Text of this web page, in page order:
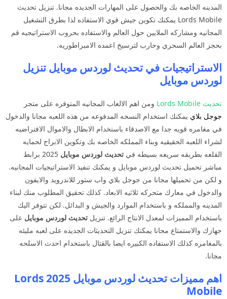
المدينه الخاصه بك والحصول على المهارات الجديده مجانا. تنزيل تحديث
Lords Mobile يمكنك تكوين جيش قوي الاستفاده لذا بطرق التشغيل
المجانيه ومشاركه الملايين حول العالم والاستفاده بحروب الاستراتيجيه قم
بحجز العالم السحري وحارب لترسيخ اعمده الامبراطوريه.
الاستراتيجيات في تحديث لوردس موبايل تنزيل
لوردس موبايل
تحديث Lords Mobile
ومن اهم الالعاب المجانيه المتوفره على متجر
جوجل بلاي يمكنك استخدام النسخه المدفوعه من هذه اللعبه مجانا والدخول
في مغامره قويه جدا مع الاصدقاء باستخدام الابطال والاموال الافتراضيه
لشراء اللعبه الحقيقيه وبناء المملكه الخاصه بك وتكوين الابراج لحمايه
القلعه بطريقه سريعه بسيطه في تحديث لوردس موبايل
2025 برابط
مباشر تحميل تحديث لوردس موبايل و يمكنك تنفيذ الاستراتيجيات المجانيه.
و لكن من تحميلها مجانا من جوجل بلاي واب ستور للاندرويد والايفون
والدخول في معارك متحركه ثلاثيه الابعاد. كذلك تحقيق المطلوب منك لبناء
المدينه والمملكه و باستخدام الموارد والجيش و البدائل. لكن تتوفر اليك
باستخدام المميزات لمعدل الانتاج الرائع. تنزيل تحديث لوردس موبايل على
جهازك والاستمتاع مجانا يمكنك تنزيل التحديثات الجديده على لعبه مليئه
بالمغامره كذلك الاستفاده الكبيره ايضا بالقتال باستخدام احدث الاسلحه
مجانا.
اهم مميزات تحديث لوردس موبايل 2025 Lords
Mobile